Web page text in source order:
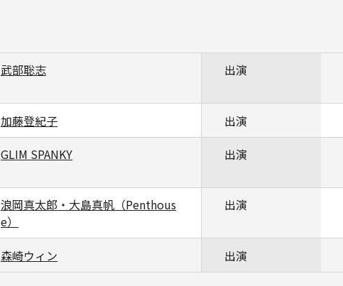
武部聡志 出演
加藤登紀子 出演
GLIM SPANKY 出演
浪岡真太郎・大島真帆（Penthous
e）
出演
森崎ウィン 出演